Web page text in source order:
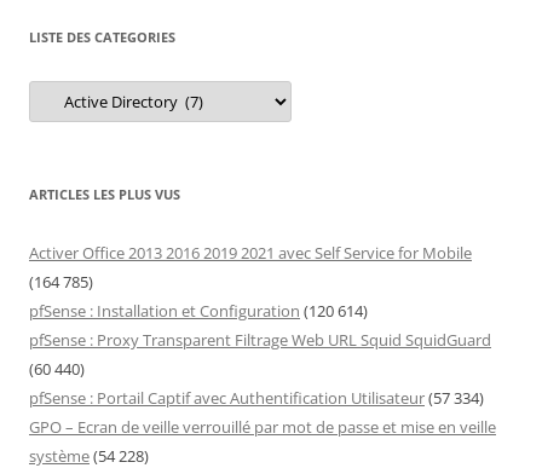
LISTE DES CATEGORIES
Liste
Categories
ARTICLES LES PLUS VUS
Activer Office 2013 2016 2019 2021 avec Self Service for Mobile
(164 785)
pfSense : Installation et Configuration (120 614)
pfSense : Proxy Transparent Filtrage Web URL Squid SquidGuard
(60 440)
pfSense : Portail Captif avec Authentification Utilisateur(57 334)
GPO – Ecran de veille verrouillé par mot de passe et mise en veille
système(54 228)